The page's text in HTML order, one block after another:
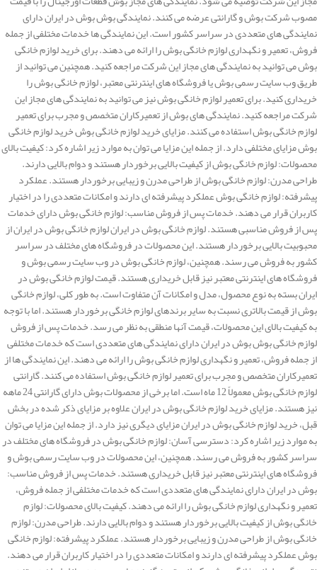
مصوب شرکت بوش و گارانتی عرضه می کنند. نمایندگی بوش بوش در ایران دارای
نمایندگی های متعددی در سراسر کشور است. این نمایندگی ها خدمات مختلفی از جمله
فروش، تعمیر و نگهداری لوازم خانگی بوش را ارائه می دهند. برای خرید لوازم خانگی
بوش می توانید به نمایندگی های مجاز این شرکت مراجعه کنید. همچنین می توانید از
طریق وب سایت رسمی بوش یا فروشگاه های اینترنتی معتبر، لوازم خانگی بوش را
خریداری کنید. برای تعمیر لوازم خانگی بوش نیز می توانید به نمایندگی های مجاز این
شرکت مراجعه کنید. نمایندگی های بوش از تعمیرکاران متخصص و مجرب برای تعمیر
لوازم خانگی بوش استفاده می کنند. مزایای خرید لوازم خانگی بوش خرید لوازم خانگی
بوش مزایای مختلفی دارد. از جمله این مزایا می توان به موارد زیر اشاره کرد: کیفیت بالای
محصولات: لوازم خانگی بوش از کیفیت بالایی برخوردار هستند و دوام بالایی دارند.
طراحی مدرن: لوازم خانگی بوش از طراحی مدرن و زیبایی برخوردار هستند. عملکرد
پیشرفته: لوازم خانگی بوش عملکرد پیشرفته ای دارند و امکانات متعددی را در اختیار
کاربران قرار می دهند. خدمات پس از فروش مناسب: لوازم خانگی بوش دارای خدمات
پس از فروش مناسبی هستند. لوازم خانگی بوش در ایران لوازم خانگی بوش در ایران از
محبوبیت بالایی برخوردار هستند. این محصولات در فروشگاه های مختلف در سراسر
کشور به فروش می رسند. همچنین، لوازم خانگی بوش در وب سایت رسمی بوش و
فروشگاه های اینترنتی معتبر نیز قابل خریداری هستند. قیمت لوازم خانگی بوش در
ایران بسته به نوع محصول، مدل و امکانات آن متفاوت است. به طور کلی، لوازم خانگی
بوش از قیمت بالاتری نسبت به سایر برندهای لوازم خانگی برخوردار هستند. اما با توجه
به کیفیت بالای این محصولات، قیمت آنها منطقی به نظر می رسد. خدمات پس از فروش
لوازم خانگی بوش بوش در ایران دارای نمایندگی های متعددی است که خدمات مختلفی
از جمله فروش، تعمیر و نگهداری لوازم خانگی بوش را ارائه می دهند. این نمایندگی ها از
تعمیرکاران متخصص و مجرب برای تعمیر لوازم خانگی بوش استفاده می کنند. گارانتی
لوازم خانگی بوش معمولاً 12 ماه است. اما برخی از محصولات بوش دارای گارانتی 24 ماهه
نیز هستند. مزایای خرید لوازم خانگی بوش در ایران علاوه بر مزایای ذکر شده در بخش
قبل، خرید لوازم خانگی بوش در ایران مزایای دیگری نیز دارد. از جمله این مزایا می توان
به موارد زیر اشاره کرد: دسترسی آسان: لوازم خانگی بوش در فروشگاه های مختلف در
سراسر کشور به فروش می رسند. همچنین، این محصولات در وب سایت رسمی بوش و
فروشگاه های اینترنتی معتبر نیز قابل خریداری هستند. خدمات پس از فروش مناسب:
بوش در ایران دارای نمایندگی های متعددی است که خدمات مختلفی از جمله فروش،
تعمیر و نگهداری لوازم خانگی بوش را ارائه می دهند. کیفیت بالای محصولات: لوازم
خانگی بوش از کیفیت بالایی برخوردار هستند و دوام بالایی دارند. طراحی مدرن: لوازم
خانگی بوش از طراحی مدرن و زیبایی برخوردار هستند. عملکرد پیشرفته: لوازم خانگی
بوش عملکرد پیشرفته ای دارند و امکانات متعددی را در اختیار کاربران قرار می دهند.